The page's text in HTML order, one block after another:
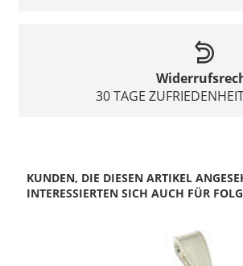
30 TAGE
KUNDEN, DIE DIESEN ARTIKEL
INTERESSIERTEN SICH AUCH FÜR